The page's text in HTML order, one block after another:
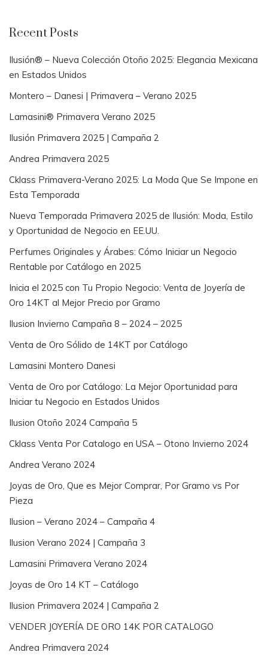
Recent Posts
Ilusión® – Nueva Colección Otoño 2025: Elegancia Mexicana
en Estados Unidos
Montero – Danesi | Primavera – Verano 2025
Lamasini® Primavera Verano 2025
Ilusión Primavera 2025 | Campaña 2
Andrea Primavera 2025
Cklass Primavera-Verano 2025: La Moda Que Se Impone en
Esta Temporada
Nueva Temporada Primavera 2025 de Ilusión: Moda, Estilo
y Oportunidad de Negocio en EE.UU.
Perfumes Originales y Árabes: Cómo Iniciar un Negocio
Rentable por Catálogo en 2025
Inicia el 2025 con Tu Propio Negocio: Venta de Joyería de
Oro 14KT al Mejor Precio por Gramo
Ilusion Invierno Campaña 8 – 2024 – 2025
Venta de Oro Sólido de 14KT por Catálogo
Lamasini Montero Danesi
Venta de Oro por Catálogo: La Mejor Oportunidad para
Iniciar tu Negocio en Estados Unidos
Ilusion Otoño 2024 Campaña 5
Cklass Venta Por Catalogo en USA – Otono Invierno 2024
Andrea Verano 2024
Joyas de Oro, Que es Mejor Comprar, Por Gramo vs Por
Pieza
Ilusion – Verano 2024 – Campaña 4
Ilusion Verano 2024 | Campaña 3
Lamasini Primavera Verano 2024
Joyas de Oro 14 KT – Catálogo
Ilusion Primavera 2024 | Campaña 2
VENDER JOYERÍA DE ORO 14K POR CATALOGO
Andrea Primavera 2024